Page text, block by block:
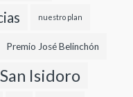
nuestro plan
Premio José Belinchón
San Isidoro